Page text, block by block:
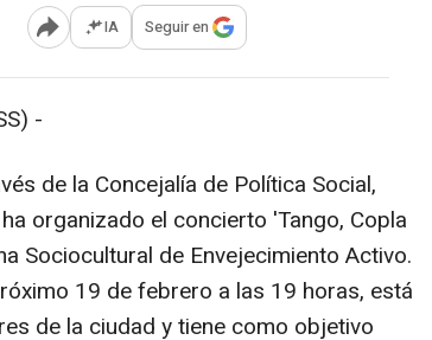
Abrir opciones para compartir
IA Seguir en
-
de la Concejalía de Política Social,
organizado el concierto 'Tango, Copla
Sociocultural de Envejecimiento Activo.
19 de febrero a las 19 horas, está
de la ciudad y tiene como objetivo